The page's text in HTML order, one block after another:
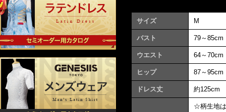
サイズ M
バスト 79～85cm
ウエスト 64～70cm
ヒップ 87～95cm
ドレス丈 約125cm
☆柄生地